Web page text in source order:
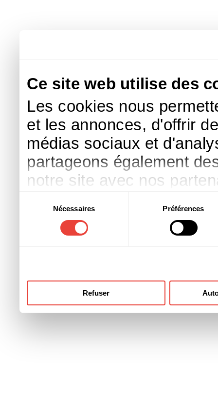
Ce site web utilise des
Les cookies nous
et les annonces, d'offrir
médias sociaux et
partageons également
notre site avec nos
d'autres informations
ont collectées lors de
consentement
Nécessaires Préférences
Refuser